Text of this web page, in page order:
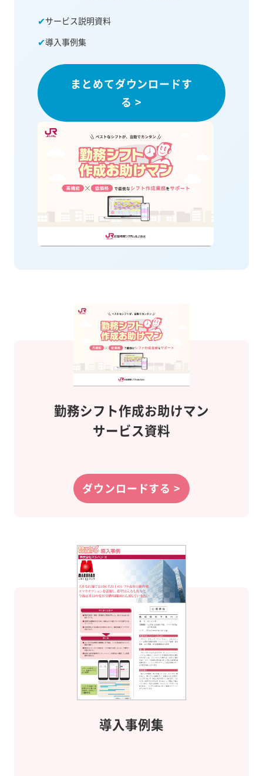
✔サービス説明資料
✔導入事例集
まとめてダウンロードす
る >
勤務シフト作成お助けマン
サービス資料
ダウンロードする >
導入事例集